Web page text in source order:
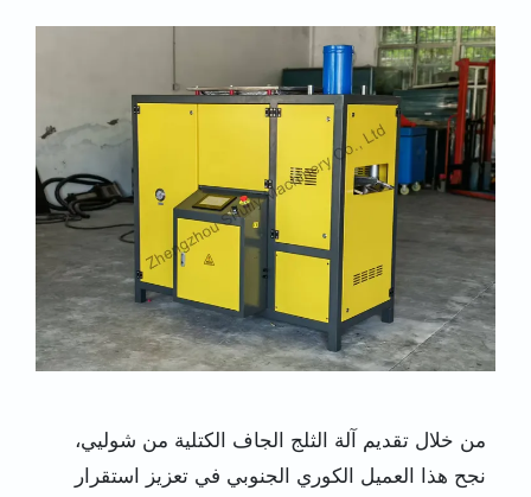
من خلال تقديم آلة الثلج الجاف الكتلية من شوليي،
نجح هذا العميل الكوري الجنوبي في تعزيز استقرار